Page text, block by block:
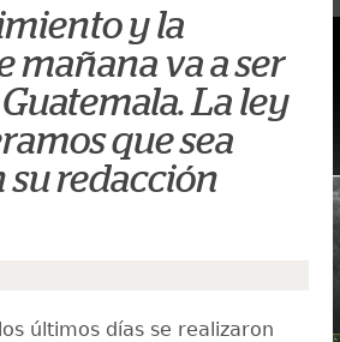
y la
mañana va a ser
La ley
que sea
su redacción
últimos días se realizaron